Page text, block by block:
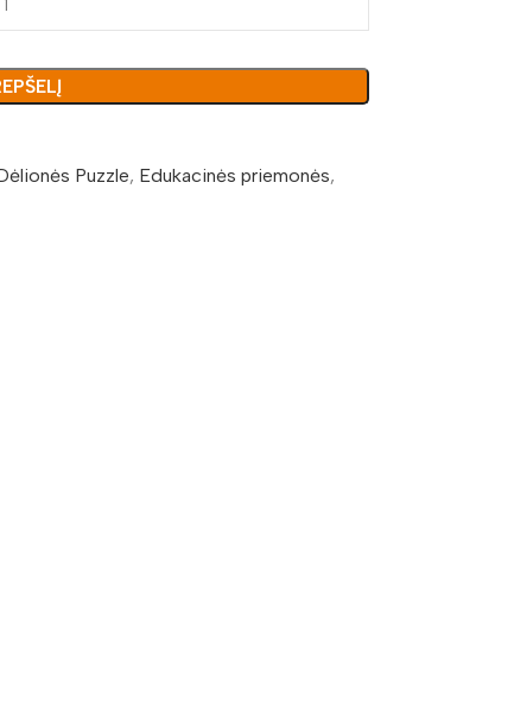
Puzzle, Edukacinės priemonės,